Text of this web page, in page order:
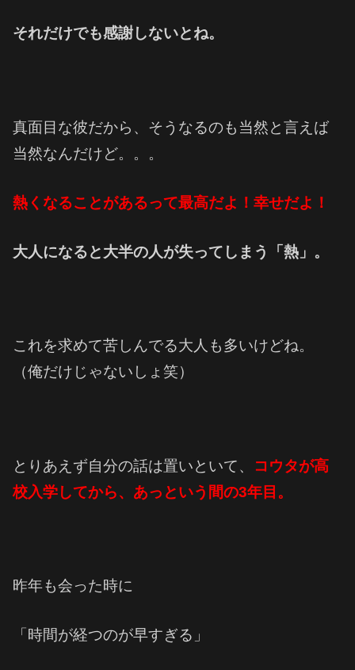
それだけでも感謝しないとね。
真面目な彼だから、そうなるのも当然と言えば
当然なんだけど。。。
熱くなることがあるって最高だよ！幸せだよ！
大人になると大半の人が失ってしまう「熱」。
これを求めて苦しんでる大人も多いけどね。
（俺だけじゃないしょ笑）
とりあえず自分の話は置いといて、 コウタが高
校入学してから、あっという間の3年目。
昨年も会った時に
「時間が経つのが早すぎる」